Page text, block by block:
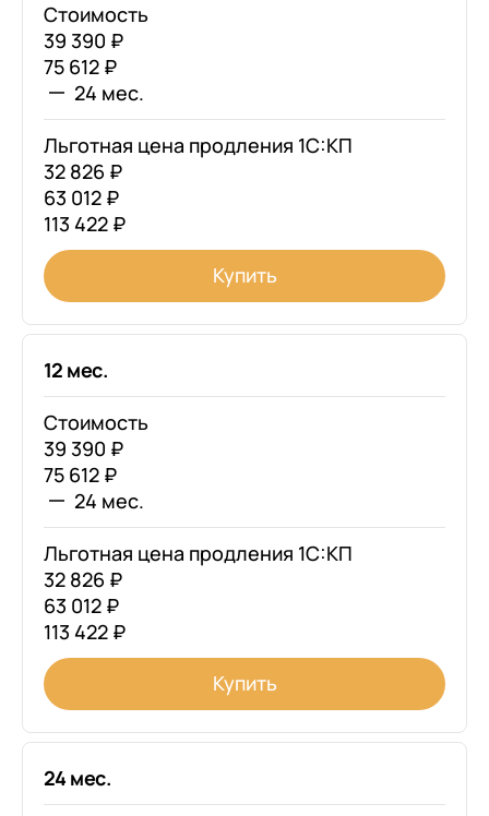
Стоимость
39 390 ₽
75 612 ₽
24 мес.
Льготная цена продления 1С:КП
32 826 ₽
63 012 ₽
113 422 ₽
Купить
12 мес.
Стоимость
39 390 ₽
75 612 ₽
24 мес.
Льготная цена продления 1С:КП
32 826 ₽
63 012 ₽
113 422 ₽
Купить
24 мес.